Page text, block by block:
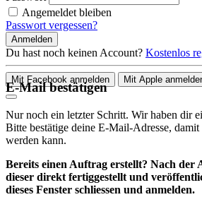
Angemeldet bleiben
Passwort vergessen?
Anmelden
Du hast noch keinen Account? Kostenlos
Mit Facebook anmelden Mit Apple
E-Mail bestätigen
Nur noch ein letzter Schritt. Wir haben dir
Bitte bestätige deine E-Mail-Adresse,
werden kann.
Bereits einen Auftrag erstellt? Nach der
dieser direkt fertiggestellt und
dieses Fenster schliessen und anmelden.